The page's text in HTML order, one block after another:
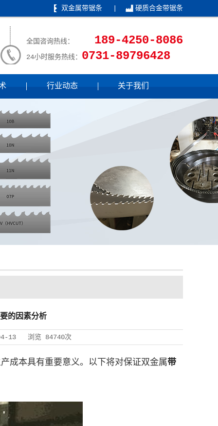
双金属带锯条 硬质合金带锯条
全国咨询热线： 189-4250-8086
24小时服务热线： 0731-89796428
行业动态 关于我们
的因素分析
13 浏览 84740次
成本具有重要意义。以下将对保证双金属带